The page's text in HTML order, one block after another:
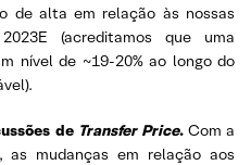
de alta em relação às nossas
(acreditamos que uma
nível de ~19-20% ao longo do
de Transfer Price. Com a
as mudanças em relação aos